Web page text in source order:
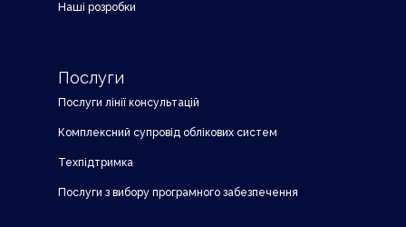
Наші розробки
Послуги
Послуги лінії консультацій
Комплексний супровід облікових систем
Техпідтримка
Послуги з вибору програмного забезпечення